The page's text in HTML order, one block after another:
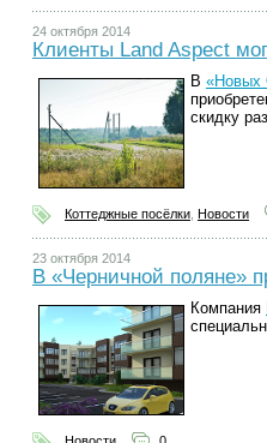
24 октября 2014
Клиенты Land Aspect
В «Новых
скидку
Коттеджные посёлки Новости
23 октября 2014
В «Черничной поляне»
Компания